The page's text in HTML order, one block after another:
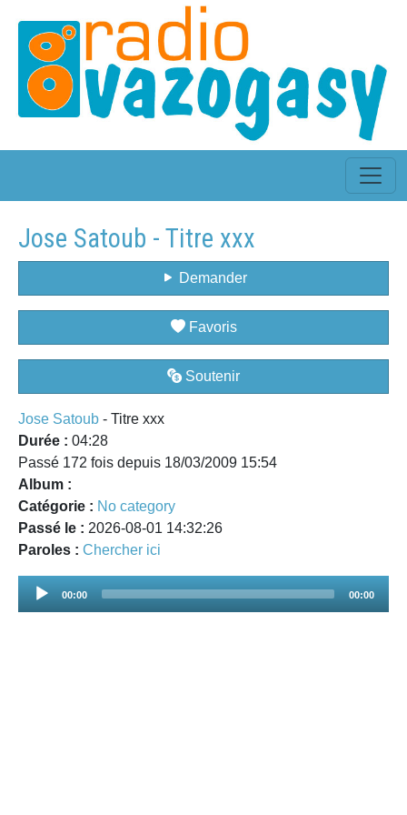
Jose Satoub - Titre xxx
Demander
Favoris
Soutenir
Jose Satoub - Titre xxx
Durée : 04:28
Passé 172 fois depuis 18/03/2009 15:54
Album :
Catégorie : No category
Passé le : 2026-08-01 14:32:26
Paroles : Chercher ici
Audio
00:00 00:00